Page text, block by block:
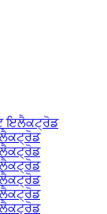
ਇਲੈਕਟ੍ਰੋਡ